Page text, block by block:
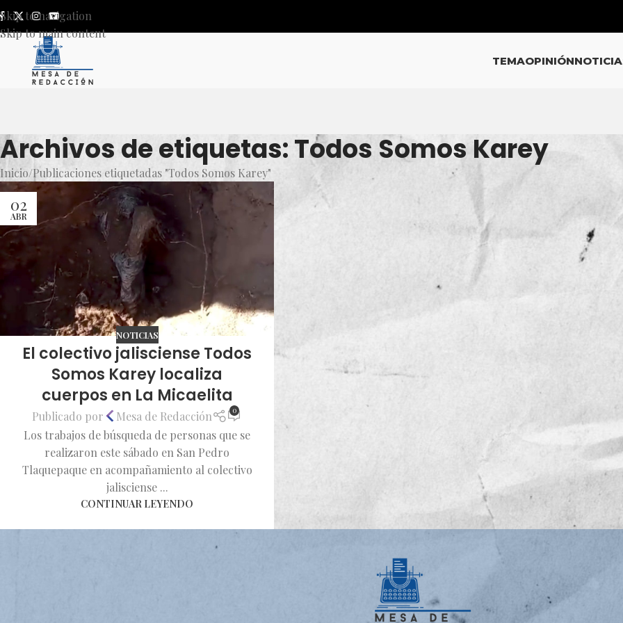
Skip to navigation
Skip to main content
TEMAOPINIÓN
Archivos de etiquetas: Todos Somos Karey
Inicio Publicaciones etiquetadas "Todos Somos Karey"
02
ABR
NOTICIAS
El colectivo jalisciense Todos
Somos Karey localiza
cuerpos en La Micaelita
Publicado por Mesa de Redacción 0
Los trabajos de búsqueda de personas que se
realizaron este sábado en San Pedro
Tlaquepaque en acompañamiento al colectivo
jalisciense ...
CONTINUAR LEYENDO